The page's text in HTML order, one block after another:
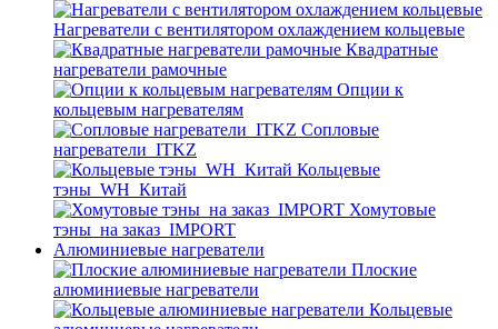
Нагреватели с вентилятором охлаждением кольцевые
Квадратные
нагреватели рамочные
Опции к
кольцевым нагревателям
Cопловые
нагреватели_ITKZ
Кольцевые
тэны_WH_Китай
Хомутовые
тэны_на заказ_IMPORT
Алюминиевые нагреватели
Плоские
алюминиевые нагреватели
Кольцевые